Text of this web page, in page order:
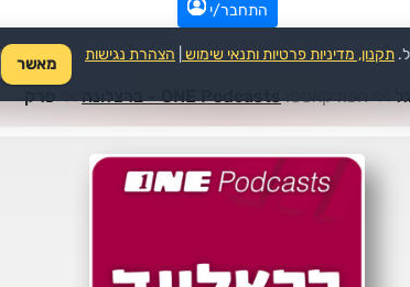
התחבר/י
>>הפודקאסט: ONE Podcasts - ברצלונה >>פרק
תקנון, מדיניות פרטיות ותנאי שימוש הצהרת נגישות
מאשר